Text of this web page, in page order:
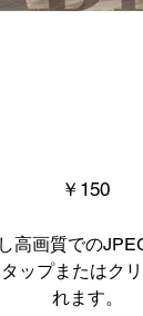
価
格
￥150
高画質での
ップまたはク
れます。